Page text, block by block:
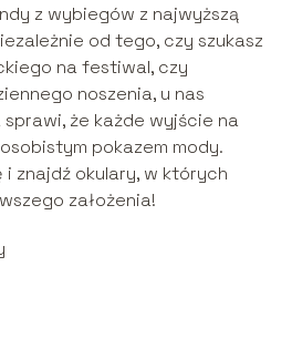
z wybiegów z najwyższą
od tego, czy szukasz
na festiwal, czy
noszenia, u nas
że każde wyjście na
pokazem mody.
znajdź okulary, w których
założenia!